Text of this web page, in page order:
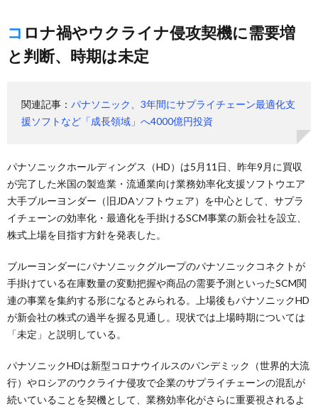
コロナ禍やウクライナ侵攻契機に需要増
と判断、時期は未定
関連記事： パナソニック、3年間にサプライチェーン最適化支
援ソフトなど「成長領域」へ4000億円投資
パナソニックホールディングス（HD）は5月11日、昨年9月に買収
が完了した米国の製造業・流通業向け業務効率化支援ソフトウエア
大手ブルーヨンダー（旧JDAソフトウェア）を中心として、サプラ
イチェーンの効率化・最適化を手掛けるSCM事業の新会社を設立、
株式上場を目指す方針を発表した。
ブルーヨンダーにパナソニックグループのパナソニックコネクトが
手掛けている在庫数量の変動把握や商品の需要予測といったSCM関
連の事業を集約する形になるとみられる。上場後もパナソニックHD
が新会社の株式の過半を握る見通し。現状では上場時期については
「未定」と説明している。
パナソニックHDは新型コロナウイルスのパンデミック（世界的大流
行）やロシアのウクライナ侵攻で企業のサプライチェーンの混乱が
続いていることを契機として、業務効率化がさらに重要視されるよ